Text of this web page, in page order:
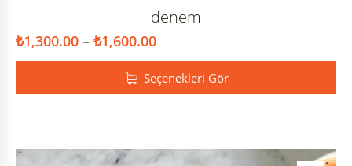
denem
₺1,300.00 – ₺1,600.00
Seçenekleri Gör